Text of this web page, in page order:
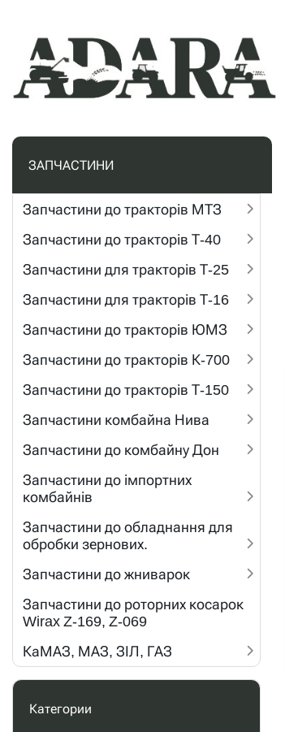
ЗАПЧАСТИНИ
Запчастини до тракторів МТЗ
Запчастини до тракторів Т-40
Запчастини для тракторів Т-25
Запчастини для тракторів Т-16
Запчастини до тракторів ЮМЗ
Запчастини до тракторів К-700
Запчастини до тракторів Т-150
Запчастини комбайна Нива
Запчастини до комбайну Дон
Запчастини до імпортних
комбайнів
Запчастини до обладнання для
обробки зернових.
Запчастини до жниварок
Запчастини до роторних косарок
Wirax Z-169, Z-069
КаМАЗ, МАЗ, ЗІЛ, ГАЗ
Категории